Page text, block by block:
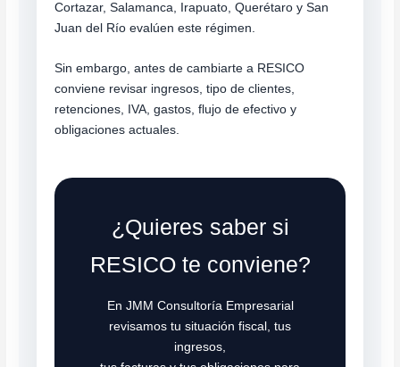
Cortazar, Salamanca, Irapuato, Querétaro y San
Juan del Río evalúen este régimen.
Sin embargo, antes de cambiarte a RESICO
conviene revisar ingresos, tipo de clientes,
retenciones, IVA, gastos, flujo de efectivo y
obligaciones actuales.
¿Quieres saber si
RESICO te conviene?
En JMM Consultoría Empresarial
revisamos tu situación fiscal, tus
ingresos,